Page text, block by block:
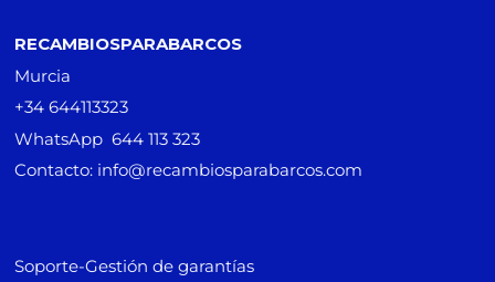
RECAMBIOSPARABARCOS
Murcia
+34 644113323
WhatsApp 644 113 323
Contacto: info@recambiosparabarcos.com
Soporte-Gestión de garantías